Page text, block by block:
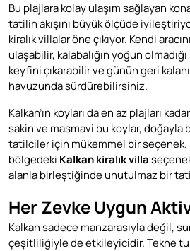
Bu plajlara kolay ulaşım sağlayan
tatilin akışını büyük ölçüde
kiralık villalar öne çıkıyor. Kendi
ulaşabilir, kalabalığın yoğun
keyfini çıkarabilir ve günün geri
havuzunda sürdürebilirsiniz.
Kalkan’ın koyları da en az plajları
sakin ve masmavi bu koylar, doğayla
tatilciler için mükemmel bir seçenek.
bölgedeki Kalkankiralık villa
alanla birleştiğinde unutulmaz bir
Her Zevke Uygun
Kalkan sadece manzarasıyla değil,
çeşitliliğiyle de etkileyicidir. Tekne